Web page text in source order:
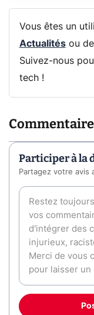
Vous êtes un
Actualitésou de
Suivez-nous
tech !
Participer à la
Partagez votre avis